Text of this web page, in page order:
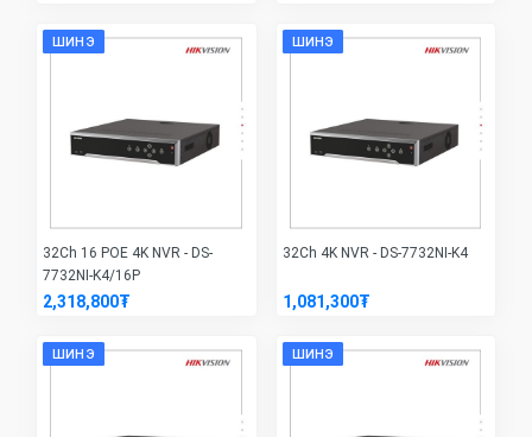
ШИНЭ
32Ch 16 POE 4K NVR - DS-
7732NI-K4/16P
2,318,800₮
ШИНЭ
32Ch 4K NVR - DS-7732NI-K4
1,081,300₮
ШИНЭ ШИНЭ